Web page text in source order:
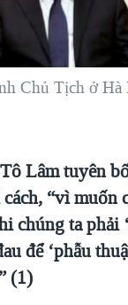
TẠI DẢI GAZA
& CON ĐƯỜNG
NGƯỜI HẠ 'BÊN
AFGHANISTAN
HÒA Ở VIỆT NAM
KIM TẠI VIỆT
CHÍNH PHỦ VIỆT
Chủ Tịch ở Hà
Lâm tuyên
“vì muốn
chúng ta phải
để ‘phẫu
(1)